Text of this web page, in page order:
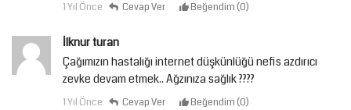
1 Yıl Önce Cevap Ver Beğendim (0)
İlknur turan
Çağımızın hastalığı internet düşkünlüğü nefis azdırıcı
zevke devam etmek.. Ağzınıza sağlık ????
1 Yıl Önce Cevap Ver Beğendim (0)